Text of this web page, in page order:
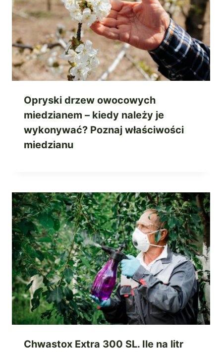
Opryski drzew owocowych
miedzianem – kiedy należy je
wykonywać? Poznaj właściwości
miedzianu
Chwastox Extra 300 SL. Ile na litr